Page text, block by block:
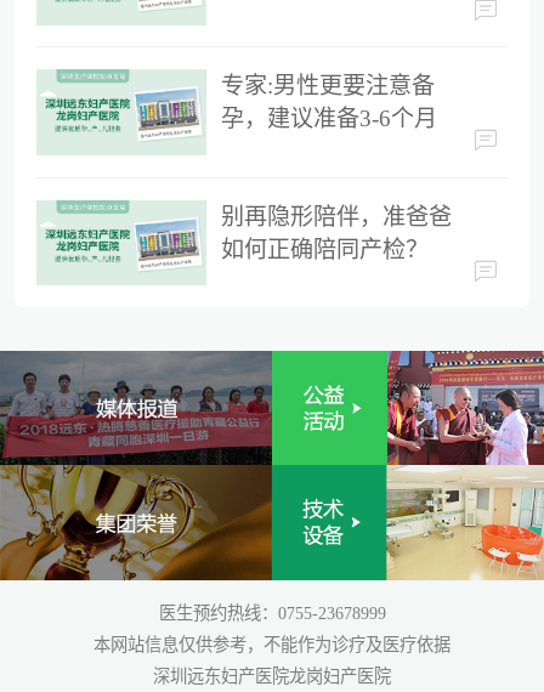
专家:男性更要注意备孕，建议准备3-6个月时间
专家:男性更要注意备
孕，建议准备3-6个月
别再隐形陪伴，准爸爸
如何正确陪同产检？
医生预约热线：0755-23678999
本网站信息仅供参考，不能作为诊疗及医疗依据
深圳远东妇产医院龙岗妇产医院